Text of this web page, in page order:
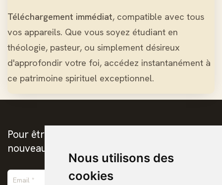
Nous utilisons des
cookies
Téléchargement immédiat, compatible avec tous
vos appareils. Que vous soyez étudiant en
théologie, pasteur, ou simplement désireux
d'approfondir votre foi, accédez instantanément à
ce patrimoine spirituel exceptionnel.
Pour être prévenus de la publication des
nouveaux ebooks chrétiens